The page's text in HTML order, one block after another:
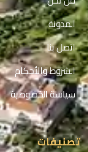
المدونة
اتصل بنا
الشروط والأحكام
سياسة الخصوصية
تصنيفات